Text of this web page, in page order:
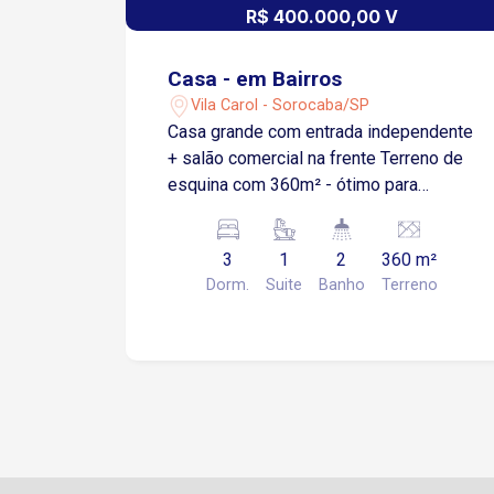
R$ 400.000,00 V
Casa - em Bairros
Vila Carol - Sorocaba/SP
Casa grande com entrada independente
+ salão comercial na frente Terreno de
esquina com 360m² - ótimo para
construção Detalhamento do imóvel:
Casa com 3 dormitórios, sendo 1 suíte
3
Dorm.
1
Suite
2
Banho
360 m²
Terreno